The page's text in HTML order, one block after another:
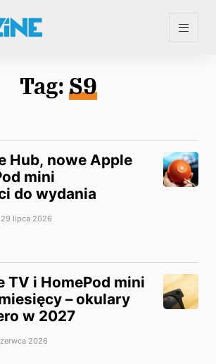
Tag: S9
Hub, nowe Apple
mini
do wydania
29 lipca 2026
TV i HomePod mini
– okulary
w 2027
2026